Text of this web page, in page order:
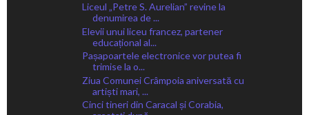
Liceul „Petre S. Aurelian” revine la
denumirea de ...
Elevii unui liceu francez, partener
educațional al...
Pașapoartele electronice vor putea fi
trimise la o...
Ziua Comunei Crâmpoia aniversată cu
artiști mari, ...
Cinci tineri din Caracal și Corabia,